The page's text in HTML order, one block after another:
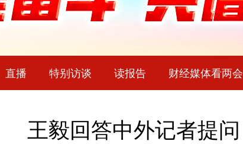
直播 特别访谈 读报告 财经媒体看两会
王毅回答中外记者提问